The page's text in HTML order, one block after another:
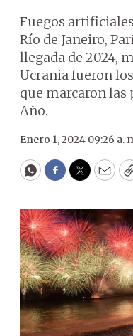
Fuegos
Río de Janeiro,
llegada de 2024,
Ucrania fueron
que marcaron las
Año.
Enero 1, 2024 09:26 a.
WhatsApp
Facebook
Twitter